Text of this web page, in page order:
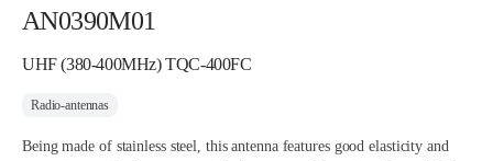
AN0390M01
UHF (380-400MHz) TQC-400FC
Radio-antennas
Being made of stainless steel, this antenna features good elasticity and